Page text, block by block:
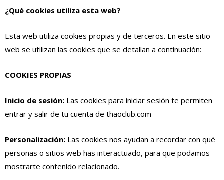
¿Qué cookies utiliza esta web?
Esta web utiliza cookies propias y de terceros. En este sitio
web se utilizan las cookies que se detallan a continuación:
COOKIES PROPIAS
Inicio de sesión: Las cookies para iniciar sesión te permiten
entrar y salir de tu cuenta de thaoclub.com
Personalización: Las cookies nos ayudan a recordar con qué
personas o sitios web has interactuado, para que podamos
mostrarte contenido relacionado.